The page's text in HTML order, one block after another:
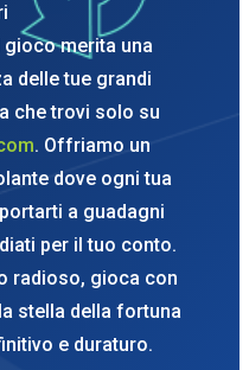
merita una
delle tue grandi
che trovi solo su
. Offriamo un
dove ogni tua
a guadagni
per il tuo conto.
radioso, gioca con
stella della fortuna
e duraturo.